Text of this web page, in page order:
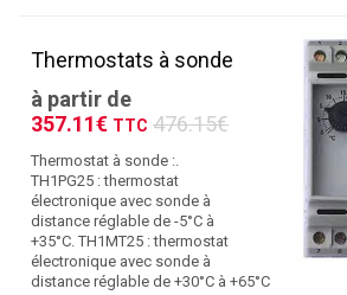
Thermostats à sonde
à partir de
357.11€ TTC 476.15€
Thermostat à sonde :.
TH1PG25 : thermostat
électronique avec sonde à
distance réglable de -5°C à
+35°C. TH1MT25 : thermostat
électronique avec sonde à
distance réglable de +30°C à +65°C